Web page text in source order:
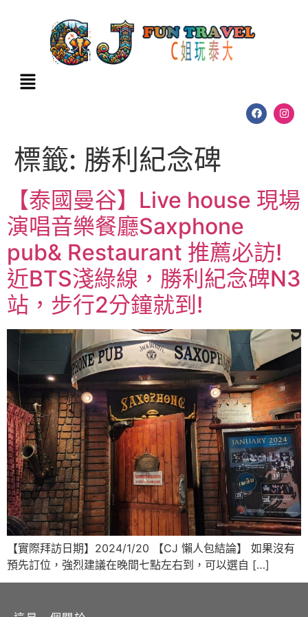
標籤: 勝利紀念碑
【泰國曼谷】Live house 現場
演唱音樂餐廳Saxphone
pub& Restaurant 推薦必訪!
近BTS淺綠線，勝利紀念碑N3
站，步行2分鐘就到!
【實際拜訪日期】2024/1/20 【CJ 懶人包結論】 如果沒有
預先訂位，強烈建議在晚間七點左右到，可以選自 […]